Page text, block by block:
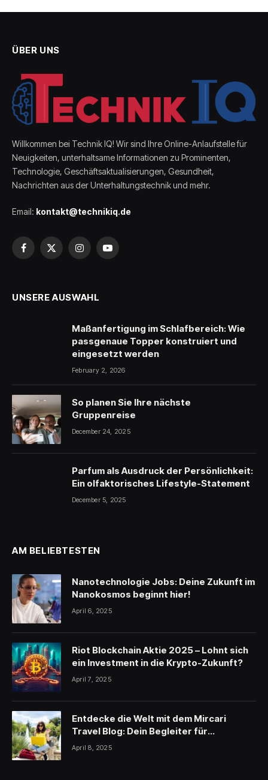
ÜBER UNS
Willkommen bei Technik IQ! Wir sind Ihre Online-Anlaufstelle für
Neuigkeiten, unterhaltsame Informationen zu Prominenten,
Technologie, Geschäftsaktualisierungen, Gesundheit,
Nachrichten aus der Unterhaltungstechnik und mehr.
Email: kontakt@technikiq.de
Facebook
X
InstagramYouTube
UNSERE AUSWAHL
Maßanfertigung im Schlafbereich: Wie
passgenaue Topper konstruiert und
eingesetzt werden
February 2, 2026
So planen Sie Ihre nächste
Gruppenreise
December 24, 2025
Parfum als Ausdruck der Persönlichkeit:
Ein olfaktorisches Lifestyle-Statement
December 5, 2025
AM BELIEBTESTEN
Nanotechnologie Jobs: Deine Zukunft im
Nanokosmos beginnt hier!
April 6, 2025
Riot Blockchain Aktie 2025 – Lohnt sich
ein Investment in die Krypto-Zukunft?
April 7, 2025
Entdecke die Welt mit dem Mircari
Travel Blog: Dein Begleiter für
unvergessliche Reisen
April 8, 2025